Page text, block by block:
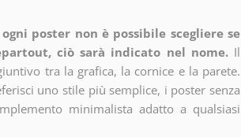
ogni poster non è possibile scegliere se
ciò sarà indicato nel nome. Il
tra la grafica, la cornice e la parete.
uno stile più semplice, i poster senza
minimalista adatto a qualsiasi